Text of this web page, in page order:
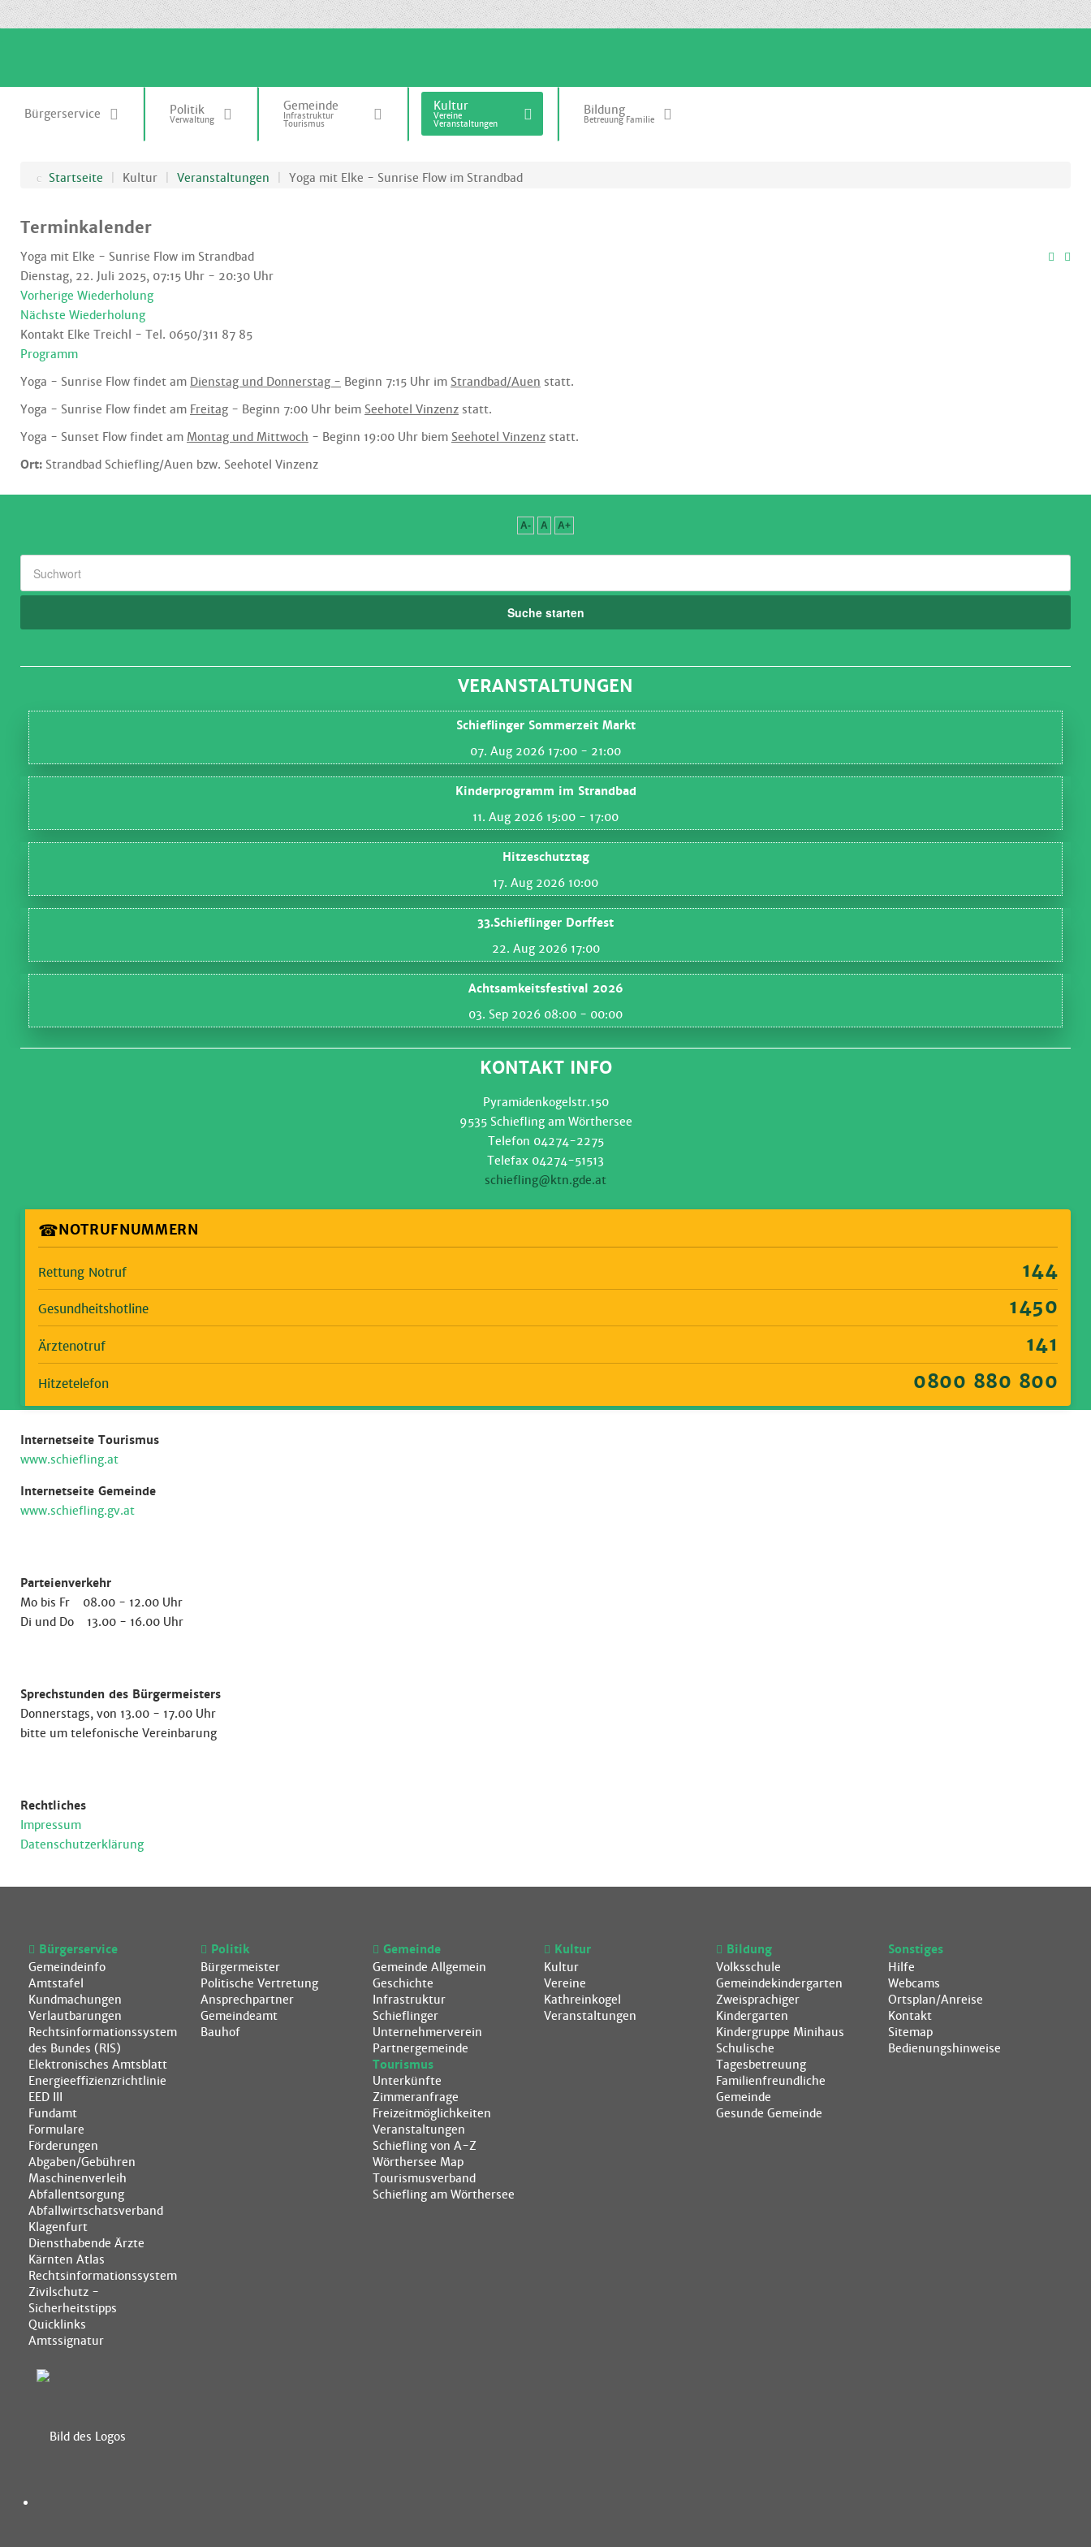
Bürgerservice Politik
Verwaltung
Gemeinde
Infrastruktur
Tourismus
Kultur
Vereine
Veranstaltungen
Bildung
Betreuung Familie
Startseite Kultur Veranstaltungen Yoga mit Elke - Sunrise Flow im Strandbad
Terminkalender
Yoga mit Elke - Sunrise Flow im Strandbad
Dienstag, 22. Juli 2025, 07:15 Uhr - 20:30 Uhr
Vorherige Wiederholung
Nächste Wiederholung
Kontakt Elke Treichl - Tel. 0650/311 87 85
Programm
Yoga - Sunrise Flow findet am Dienstag und Donnerstag - Beginn 7:15 Uhr im Strandbad/Auen statt.
Yoga - Sunrise Flow findet am Freitag - Beginn 7:00 Uhr beim Seehotel Vinzenz statt.
Yoga - Sunset Flow findet am Montag und Mittwoch - Beginn 19:00 Uhr biem Seehotel Vinzenz statt.
Ort: Strandbad Schiefling/Auen bzw. Seehotel Vinzenz
A- A A+
Suche starten
VERANSTALTUNGEN
Schieflinger Sommerzeit Markt
07. Aug 2026 17:00 - 21:00
Kinderprogramm im Strandbad
11. Aug 2026 15:00 - 17:00
Hitzeschutztag
17. Aug 2026 10:00
33.Schieflinger Dorffest
22. Aug 2026 17:00
Achtsamkeitsfestival 2026
03. Sep 2026 08:00 - 00:00
KONTAKT INFO
Pyramidenkogelstr.150
9535 Schiefling am Wörthersee
Telefon 04274-2275
Telefax 04274-51513
schiefling@ktn.gde.at
☎NOTRUFNUMMERN
Rettung Notruf 144
Gesundheitshotline 1450
Ärztenotruf 141
Hitzetelefon 0800 880 800
Internetseite Tourismus
www.schiefling.at
Internetseite Gemeinde
www.schiefling.gv.at
Parteienverkehr
Mo bis Fr 08.00 - 12.00 Uhr
Di und Do 13.00 - 16.00 Uhr
Sprechstunden des Bürgermeisters
Donnerstags, von 13.00 - 17.00 Uhr
bitte um telefonische Vereinbarung
Rechtliches
Impressum
Datenschutzerklärung
Bürgerservice
Gemeindeinfo
Amtstafel
Kundmachungen
Verlautbarungen
Rechtsinformationssystem
des Bundes (RIS)
Elektronisches Amtsblatt
Energieeffizienzrichtlinie
EED III
Fundamt
Formulare
Förderungen
Abgaben/Gebühren
Maschinenverleih
Abfallentsorgung
Abfallwirtschatsverband
Klagenfurt
Diensthabende Ärzte
Kärnten Atlas
Rechtsinformationssystem
Zivilschutz -
Sicherheitstipps
Quicklinks
Amtssignatur
Politik
Bürgermeister
Politische Vertretung
Ansprechpartner
Gemeindeamt
Bauhof
Gemeinde
Gemeinde Allgemein
Geschichte
Infrastruktur
Schieflinger
Unternehmerverein
Partnergemeinde
Tourismus
Unterkünfte
Zimmeranfrage
Freizeitmöglichkeiten
Veranstaltungen
Schiefling von A-Z
Wörthersee Map
Tourismusverband
Schiefling am Wörthersee
Kultur
Kultur
Vereine
Kathreinkogel
Veranstaltungen
Bildung
Volksschule
Gemeindekindergarten
Zweisprachiger
Kindergarten
Kindergruppe Minihaus
Schulische
Tagesbetreuung
Familienfreundliche
Gemeinde
Gesunde Gemeinde
Sonstiges
Hilfe
Webcams
Ortsplan/Anreise
Kontakt
Sitemap
Bedienungshinweise